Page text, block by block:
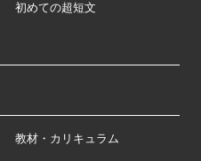
初めての超短文
教材・カリキュラム